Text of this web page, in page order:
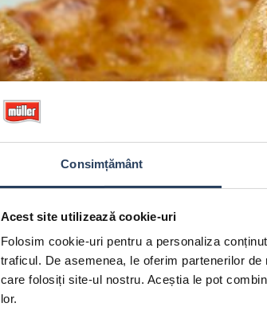
Consimțământ
Acest site utilizează cookie-uri
Folosim cookie-uri pentru a personaliza
traficul. De asemenea, le oferim partenerilor
care folosiți site-ul nostru. Aceștia le pot
lor.